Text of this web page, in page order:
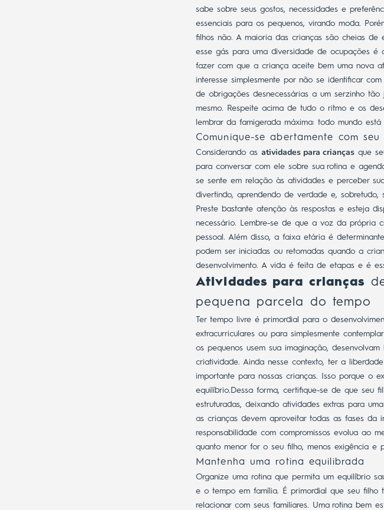
sabe sobre seus gostos, necessidades e
essenciais para os pequenos, virando moda.
filhos não. A maioria das crianças são cheias de
esse gás para uma diversidade de ocupações
fazer com que a criança aceite bem uma nova
interesse simplesmente por não se identificar
de obrigações desnecessárias a um serzinho
mesmo. Respeite acima de tudo o ritmo e os
lembrar da famigerada máxima: todo mundo
Comunique-se abertamente com
Considerando as atividades para crianças que
para conversar com ele sobre sua rotina e
se sente em relação às atividades e perceber
divertindo, aprendendo de verdade e,
Preste bastante atenção às respostas e esteja
necessário. Lembre-se de que a voz da própria
pessoal. Além disso, a faixa etária é
podem ser iniciadas ou retomadas quando a
desenvolvimento. A vida é feita de etapas e é
Atividades para crianças
pequena parcela do tempo
Ter tempo livre é primordial para o
extracurriculares ou para simplesmente
os pequenos usem sua imaginação,
criatividade. Ainda nesse contexto, ter a
importante para nossas crianças. Isso porque o
equilíbrio. Dessa forma, certifique-se de que seu
estruturadas, deixando atividades extras para
as crianças devem aproveitar todas as fases da
responsabilidade com compromissos evolua ao
quanto menor for o seu filho, menos exigência e
Mantenha uma rotina equilibrada
Organize uma rotina que permita um equilíbrio
e o tempo em família. É primordial que seu filho
relacionar com seus familiares. Uma rotina bem